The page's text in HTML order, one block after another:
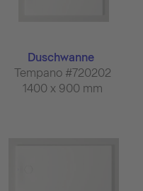
Duschwanne
Tempano #720202
1400 x 900 mm